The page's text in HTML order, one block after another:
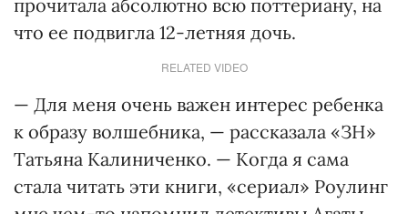
прочитала абсолютно всю поттериану, на
что ее подвигла 12-летняя дочь.
RELATED VIDEO
— Для меня очень важен интерес ребенка
к образу волшебника, — рассказала «ЗН»
Татьяна Калиниченко. — Когда я сама
стала читать эти книги, «сериал» Роулинг